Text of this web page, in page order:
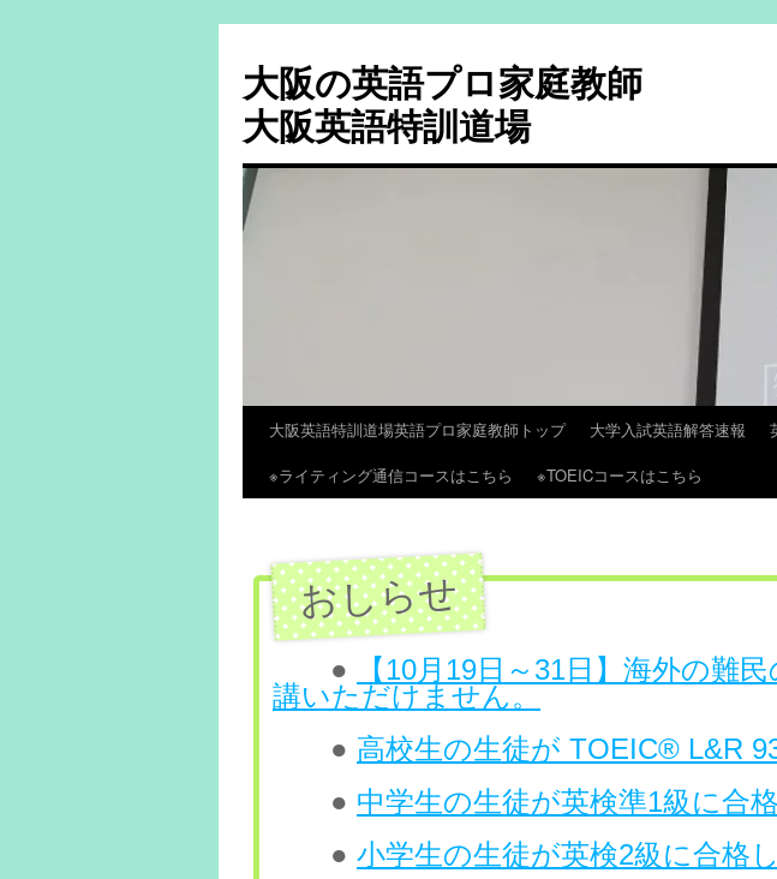
大阪の英語プロ家庭教師
大阪英語特訓道場
大阪英語特訓道場英語プロ家庭教師トップ 大学入試英語解答速報
※ライティング通信コースはこちら
※TOEICコースはこち
●
【10月19日～31日】海外の難
講いただけません。
● 高校生の生徒が TOEIC® L&R
● 中学生の生徒が英検準1級に合
● 小学生の生徒が英検2級に合格